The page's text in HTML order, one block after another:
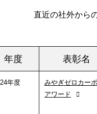
直近の社外から
年度 表彰名
年度
みやぎゼロカー
アワード